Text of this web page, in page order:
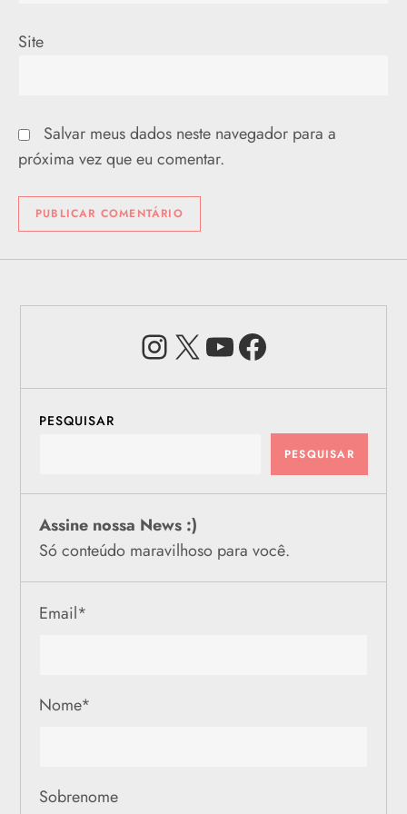
Site
Salvar meus dados neste navegador para a
próxima vez que eu comentar.
Instagram
X Youtube
PESQUISAR
PESQUISAR
Assine nossa News :)
Só conteúdo maravilhoso para você.
Email*
Nome*
Sobrenome